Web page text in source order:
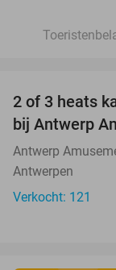
2 of 3 heats
bij Antwerp
Antwerp
Antwerpen
Verkocht: 121